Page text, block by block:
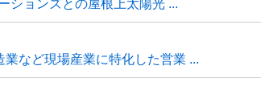
ションズとの屋根上太陽光 ...
など現場産業に特化した営業 ...